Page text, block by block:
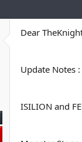
Dear
Update Notes :
ISILION and